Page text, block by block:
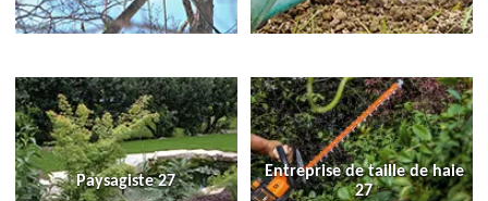
Paysagiste 27
Entreprise de taille de haie
27